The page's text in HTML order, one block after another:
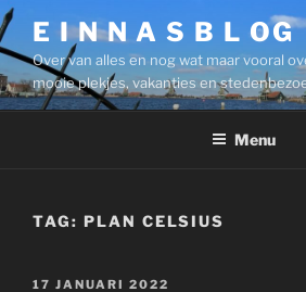
Ga
naar
de
inhoud
E I N N A S B L OG
Over van alles en nog wat maar vooral
mooie plekjes, vakanties en
Menu
TAG: PLAN CELSIUS
GEPLAATST
17 JANUARI 2022